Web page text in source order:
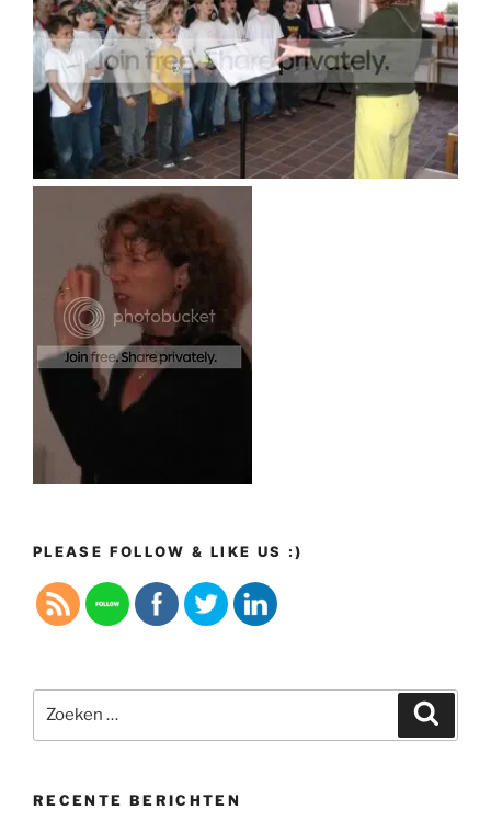
PLEASE FOLLOW & LIKE US :)
naar:
RECENTE BERICHTEN